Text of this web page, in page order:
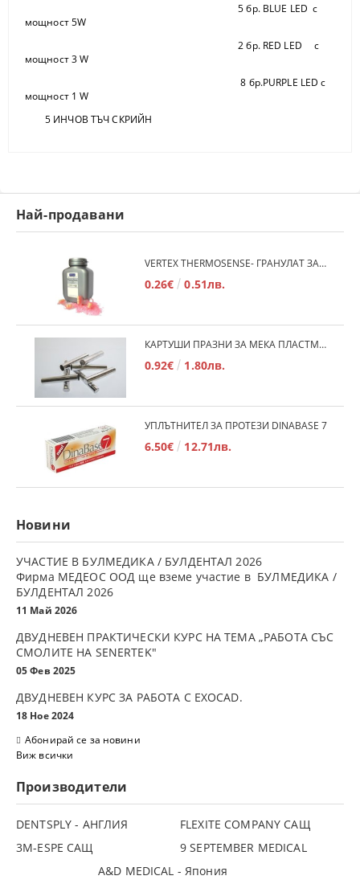
5 бр. BLUE LED с
мощност 5W
2 бр. RED LED с
мощност 3 W
8 бр.PURPLE LED с
мощност 1 W
5 ИНЧОВ ТЪЧ СКРИЙН
Най-продавани
VERTEX THERMOSENSE- ГРАНУЛАТ ЗА МЕКИ ПРОТЕЗИ
0.26€ 0.51лв.
КАРТУШИ ПРАЗНИ ЗА МЕКА ПЛАСТМАСА
0.92€ 1.80лв.
УПЛЪТНИТЕЛ ЗА ПРОТЕЗИ DINABASE 7
6.50€ 12.71лв.
Новини
УЧАСТИЕ В БУЛМЕДИКА / БУЛДЕНТАЛ 2026
Фирма МЕДЕОС ООД ще вземе участие в БУЛМЕДИКА /
БУЛДЕНТАЛ 2026
11 Май 2026
ДВУДНЕВЕН ПРАКТИЧЕСКИ КУРС НА ТЕМА „РАБОТА СЪС
СМОЛИТЕ НА SENERTEK"
05 Фев 2025
ДВУДНЕВЕН КУРС ЗА РАБОТА С ЕXOCAD.
18 Ное 2024
Абонирай се за новини
Виж всички
Производители
DENTSPLY - АНГЛИЯ
FLEXITE COMPANY САЩ
3М-ESPE САЩ
9 SEPTEMBER MEDICAL
A&D MEDICAL - Япония